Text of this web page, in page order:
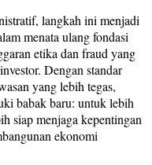
langkah ini menjadi
menata ulang fondasi
etika dan fraud yang
Dengan standar
yang lebih tegas,
babak baru: untuk lebih
siap menjaga kepentingan
ekonomi